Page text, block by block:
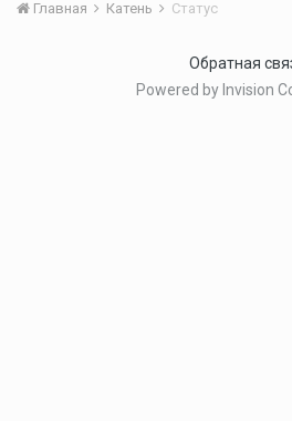
Главная Катень Статус
Обратная
Powered by Invision